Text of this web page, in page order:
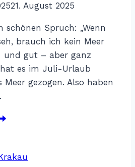
21. August 2025
schönen Spruch: „Wenn
brauch ich kein Meer
und gut – aber ganz
es im Juli-Urlaub
gezogen. Also haben